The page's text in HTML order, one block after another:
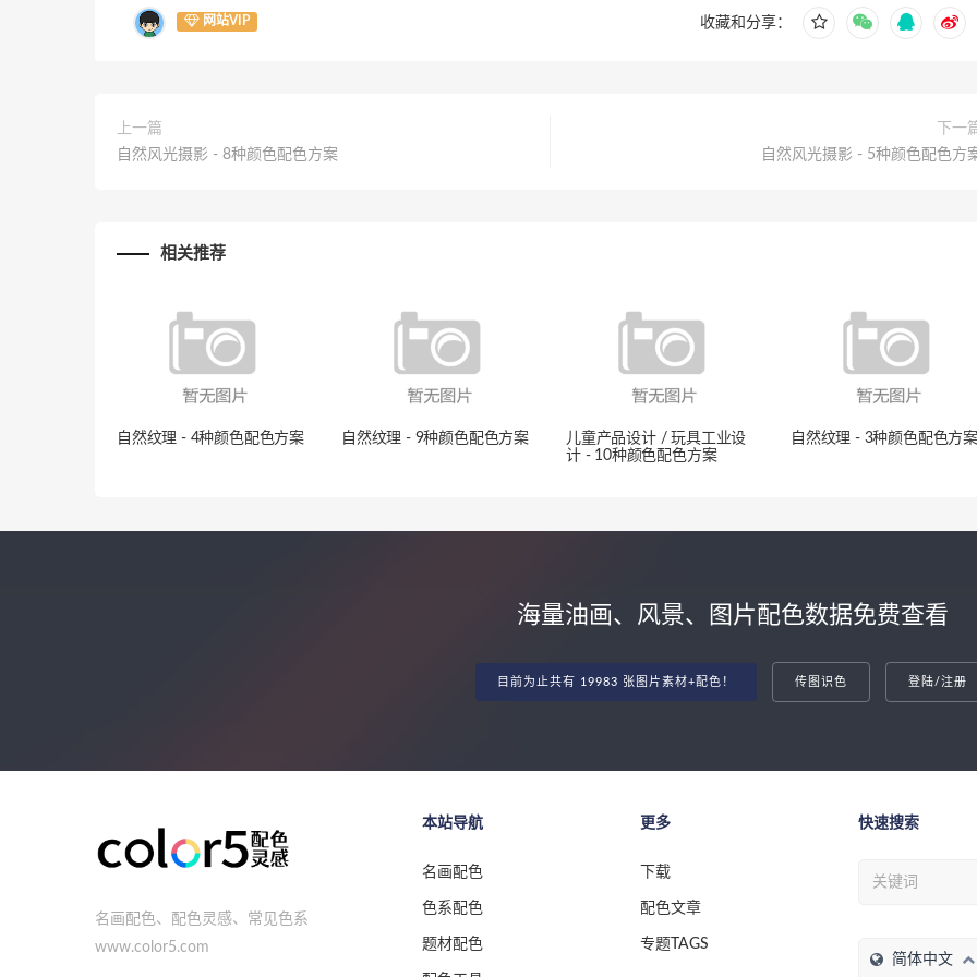
网站VIP 收藏和分享：
上一篇
自然风光摄影 - 8种颜色配色方案
下一
自然风光摄影 - 5种颜色配色方
相关推荐
自然纹理 - 4种颜色配色方案 自然纹理 - 9种颜色配色方案
儿童产品设计 / 玩具工业设
计 - 10种颜色配色方案
自然纹理 - 3种颜色配色方案
海量油画、风景、图片配色数据免费查看
目前为止共有 19983 张图片素材+配色！ 传图识色 登陆/注册
名画配色、配色灵感、常见色系
www.color5.com
本站导航
名画配色
色系配色
题材配色
更多
下载
配色文章
专题TAGS
快速搜索
简体中文